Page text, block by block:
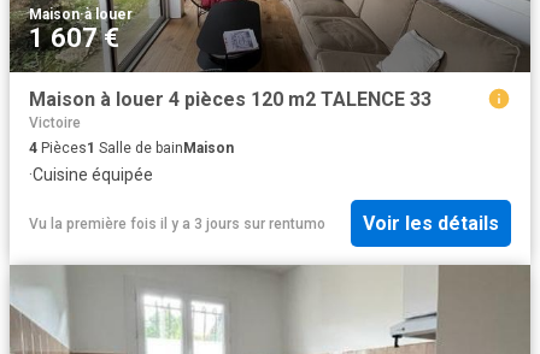
Maison·à louer
1 607 €
Maison à louer 4 pièces 120 m2 TALENCE 33
Victoire
4 Pièces1 Salle de bain Maison
·Cuisine équipée
Vu la première fois il y a 3 jours sur rentumo Voir les détails